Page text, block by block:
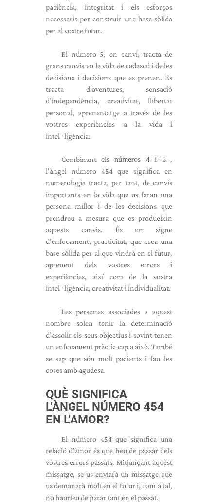
paciència, integritat i els esforços
necessaris per construir una base sòlida
per al vostre futur.
El número 5, en canvi, tracta de
grans canvis en la vida de cadascú i de les
decisions i decisions que es prenen. Es
tracta d’aventures, sensació
d’independència, creativitat, llibertat
personal, aprenentatge a través de les
vostres experiències a la vida i
intel·ligència.
Combinant els números 4 i 5,
l'àngel número 454 que significa en
numerologia tracta, per tant, de canvis
importants en la vida que us faran una
persona millor i de les decisions que
prendreu a mesura que es produeixin
aquests canvis. És un signe
d’enfocament, practicitat, que crea una
base sòlida per al que vindrà en el futur,
aprenent dels vostres errors i
experiències, així com de la vostra
intel·ligència, creativitat i individualitat.
Les persones associades a aquest
nombre solen tenir la determinació
d’assolir els seus objectius i sovint tenen
un enfocament pràctic cap a això. També
se sap que són molt pacients i fan les
coses amb agudesa.
QUÈ SIGNIFICA
L'ÀNGEL NÚMERO 454
EN L'AMOR?
El número 454 que significa una
relació d’amor és que heu de passar dels
vostres errors passats. Mitjançant aquest
missatge, se us enviarà un missatge que
us demanarà molt en el futur i, com a tal,
no hauríeu de parar tant en el passat.